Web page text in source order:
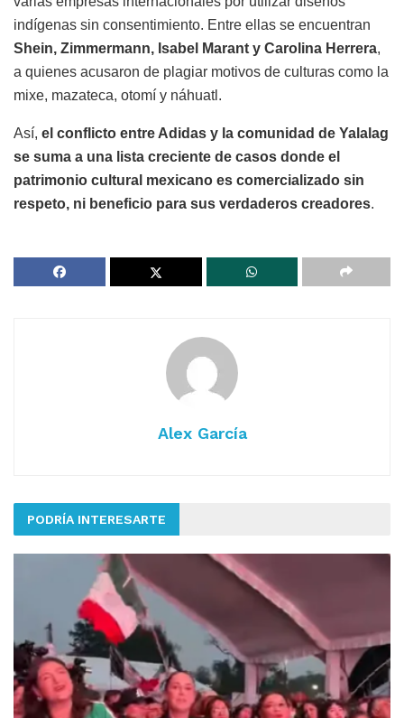
indígenas sin consentimiento. Entre ellas se encuentran
Shein, Zimmermann, Isabel Marant y Carolina Herrera,
a quienes acusaron de plagiar motivos de culturas como la
mixe, mazateca, otomí y náhuatl.
Así, el conflicto entre Adidas y la comunidad de Yalalag
se suma a una lista creciente de casos donde el
patrimonio cultural mexicano es comercializado sin
respeto, ni beneficio para sus verdaderos creadores.
Alex García
PODRÍA INTERESARTE